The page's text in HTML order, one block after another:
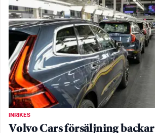
INRIKES
Volvo Cars försäljning backar